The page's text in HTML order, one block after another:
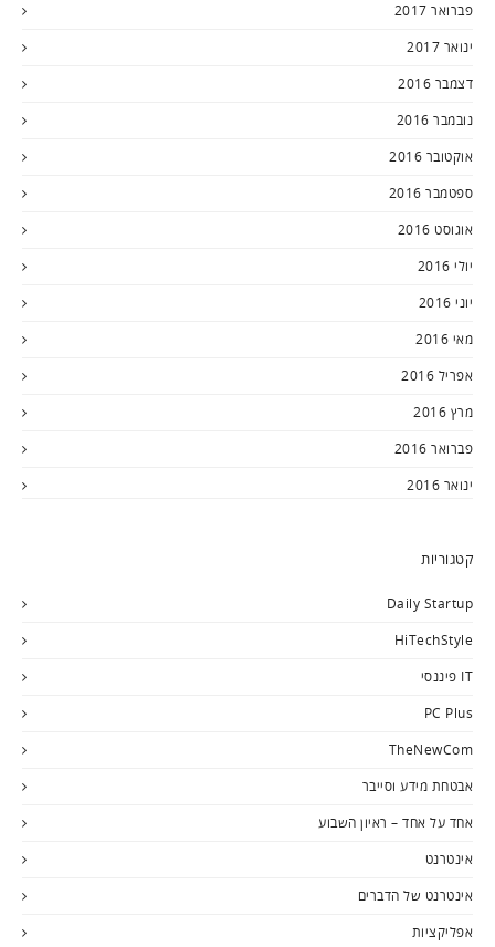
פברואר 2017
ינואר 2017
דצמבר 2016
נובמבר 2016
אוקטובר 2016
ספטמבר 2016
אוגוסט 2016
יולי 2016
יוני 2016
מאי 2016
אפריל 2016
מרץ 2016
פברואר 2016
ינואר 2016
קטגוריות
Daily Startup
HiTechStyle
IT פיננסי
PC Plus
TheNewCom
אבטחת מידע וסייבר
אחד על אחד – ראיון השבוע
אינטרנט
אינטרנט של הדברים
אפליקציות